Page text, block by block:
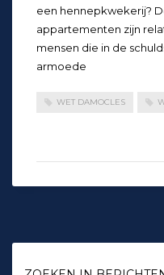
een hennepkwekerij?
appartementen zijn
mensen die in de
armoede
WET DAMOCLES